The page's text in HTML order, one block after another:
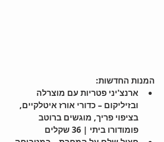
המנות החדשות:
ארנצ'יני פטריות עם מוצרלה
ובזיליקום – כדורי אורז איטלקיים,
בציפוי פריך, מוגשים ברוטב
פומודורו ביתי | 36 שקלים